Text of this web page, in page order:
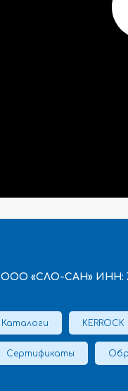
ООО «СЛО-САН» ИНН:
Каталоги KERROCK
Сертификаты